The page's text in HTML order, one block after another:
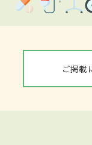
ご掲載